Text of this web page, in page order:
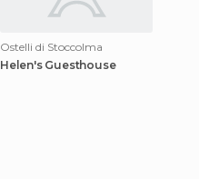
Ostelli di Stoccolma
Helen's Guesthouse